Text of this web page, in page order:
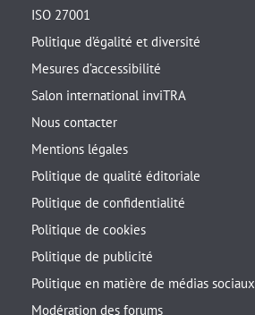
ISO 27001
Politique d’égalité et diversité
Mesures d’accessibilité
Salon international inviTRA
Nous contacter
Mentions légales
Politique de qualité éditoriale
Politique de confidentialité
Politique de cookies
Politique de publicité
Politique en matière de médias sociaux
Modération des forums